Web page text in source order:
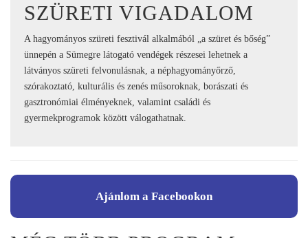
SZÜRETI VIGADALOM
A hagyományos szüreti fesztivál alkalmából „a szüret és bőség”
ünnepén a Sümegre látogató vendégek részesei lehetnek a
látványos szüreti felvonulásnak, a néphagyományőrző,
szórakoztató, kulturális és zenés műsoroknak, borászati és
gasztronómiai élményeknek, valamint családi és
gyermekprogramok között válogathatnak.
Ajánlom a Facebookon